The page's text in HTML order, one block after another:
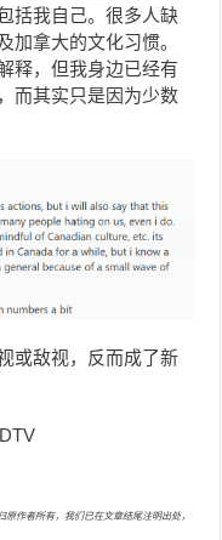
括我自己。很多人缺
加拿大的文化习惯。
释，但我身边已经有
而其实只是因为少数
或敌视，反而成了新
作者所有，我们已在文章结尾注明出处，